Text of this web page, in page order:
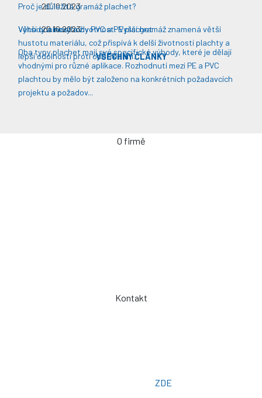
Proč je důležitá gramáž plachet?
Větší odolnost a životnost: Vyšší gramáž znamená větší
hustotu materiálu, což přispívá k delší životnosti plachty a
lepší odolnosti proti opotřebení​​.
20.10.2023
Výhody a nevýhody PVC a PE plachet
Oba typy plachet mají své specifické výhody, které je dělají
vhodnými pro různé aplikace. Rozhodnutí mezi PE a PVC
plachtou by mělo být založeno na konkrétních požadavcích
projektu a požadov...
20.10.2023
VŠECHNY ČLÁNKY
O firmě
Kontakt
ZDE